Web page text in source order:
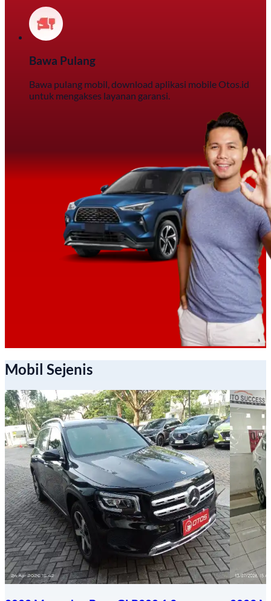
Bawa Pulang
Bawa pulang mobil, download aplikasi mobile Otos.id
untuk mengakses layanan garansi.
Mobil Sejenis